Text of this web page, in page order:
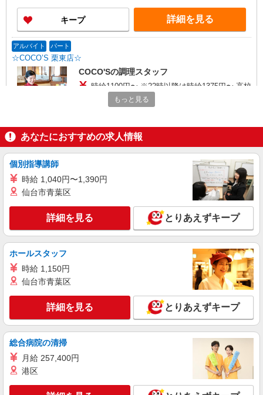
件変更なし）
キープ 詳細を見る
アルバイト パート
☆COCO’S 栗東店☆
COCO'Sの調理スタッフ
時給1100円〜 ※22時以降は時給1375円〜 高校
生・18歳未満の方は時給1100円〜 土日祝時給+50
キープ
正社員
彩Dining株式会社 キューピット食堂栗東
月給 230,000円〜400,000円 ＜給与の内訳＞ ・
基本給：230,000円〜400,000円 ※固定残業代30時
当手当：20,000円（1店舗ごと） ・通勤手当：全
額支給 ・ガソリン手当：15円/km ・昇給：あり
・賞与：あり ・住宅手当（上限：30,000円 規定
の間の条件に変更はありません。）
〒520-3027 滋賀県栗東市野尻121-2 リヤン
ド-絆-栗東厨房内 ※車通勤可（駐車場あり）
キープ 詳細を見る
もっと見る
あなたにおすすめの求人情報
個別指導講師
時給 1,040円〜1,390円
仙台市青葉区
詳細を見る とりあえずキープ
ホールスタッフ
時給 1,150円
仙台市青葉区
詳細を見る とりあえずキープ
総合病院の清掃
月給 257,400円
港区